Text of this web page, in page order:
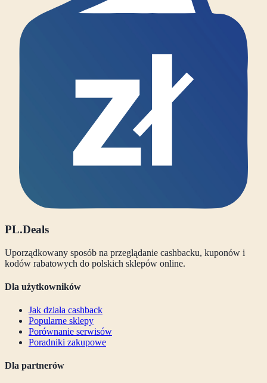
PL.Deals
Uporządkowany sposób na przeglądanie cashbacku, kuponów i
kodów rabatowych do polskich sklepów online.
Dla użytkowników
Jak działa cashback
Popularne sklepy
Porównanie serwisów
Poradniki zakupowe
Dla partnerów